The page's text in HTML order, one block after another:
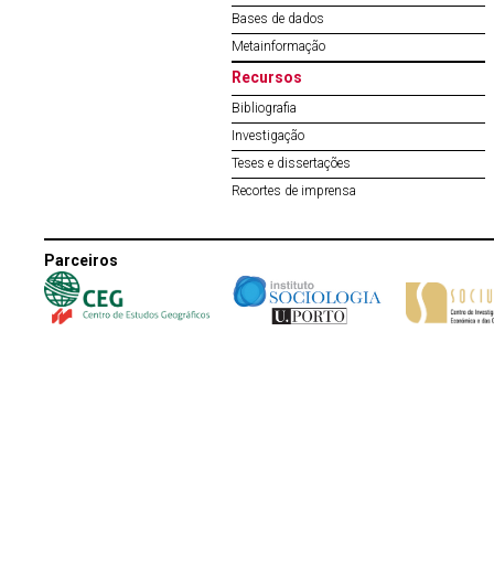
Bases de dados
Metainformação
Recursos
Bibliografia
Investigação
Teses e dissertações
Recortes de imprensa
Parceiros